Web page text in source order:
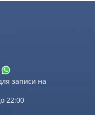
записи на
22:00